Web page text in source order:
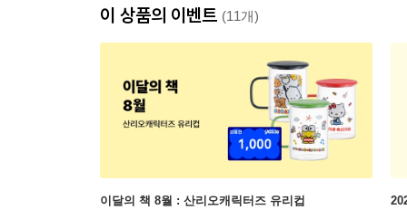
이 상품의 이벤트 (11개)
이달의 책 8월 : 산리오캐릭터즈 유리컵